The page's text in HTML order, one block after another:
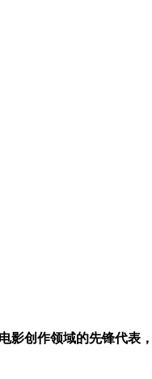
影创作领域的先锋代表